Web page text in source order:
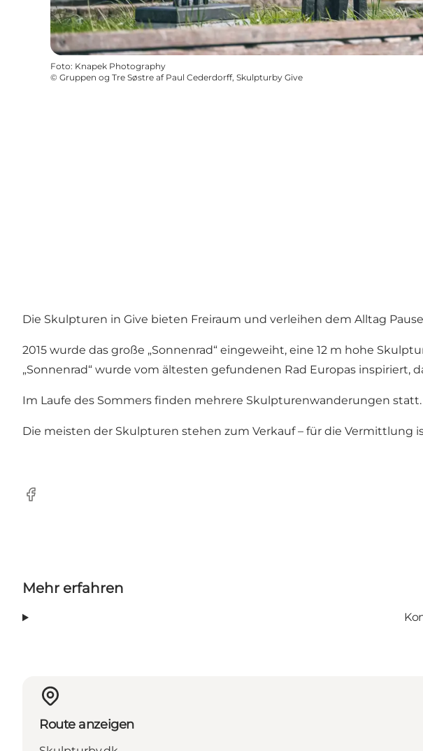
Foto: Knapek Photography
© Gruppen og Tre Søstre af Paul Cederdorff, Skulpturby Give
Die Skulpturen in Give bieten Freiraum und verleihen dem Alltag
2015 wurde das große „Sonnenrad“ eingeweiht, eine 12 m hohe
„Sonnenrad“ wurde vom ältesten gefundenen Rad Europas inspiriert,
Im Laufe des Sommers finden mehrere Skulpturenwanderungen
Die meisten der Skulpturen stehen zum Verkauf – für die Vermittlung
Facebook
Mehr erfahren
Route anzeigen